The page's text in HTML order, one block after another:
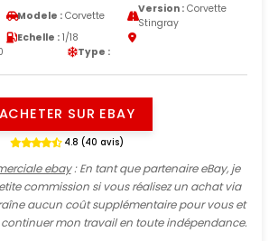
Modele : Corvette
Version :Corvette
Stingray
Echelle : 1/18
Type :
ACHETER SUR EBAY
4.8 (40 avis)
ebay: En tant que partenaire eBay, je
commission si vous réalisez un achat via
aucun coût supplémentaire pour vous et
mon travail en toute indépendance.